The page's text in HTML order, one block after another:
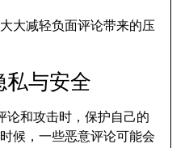
大减轻负面评论带来的压
与安全
论和攻击时，保护自己的
候，一些恶意评论可能会